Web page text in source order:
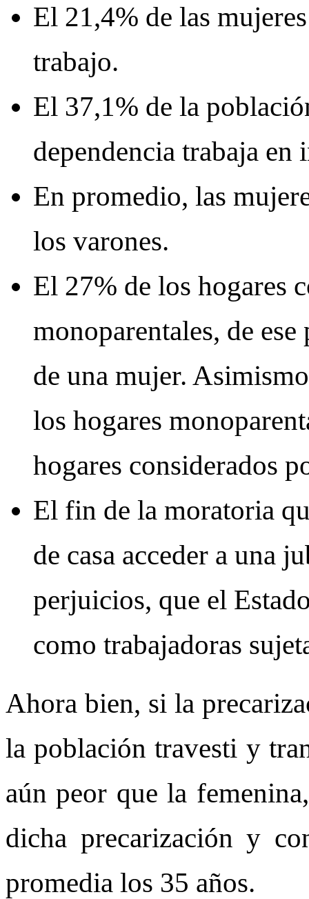
El 21,4% de las
trabajo.
El 37,1% de la
dependencia trabaja
En promedio, las
los varones.
El 27% de los hogares
monoparentales, de
de una mujer.
los hogares
hogares considerados
El fin de la moratoria
de casa acceder a una
perjuicios, que el
como trabajadoras
Ahora bien, si la
la población travesti y
aún peor que la
dicha precarización y
promedia los 35 años.